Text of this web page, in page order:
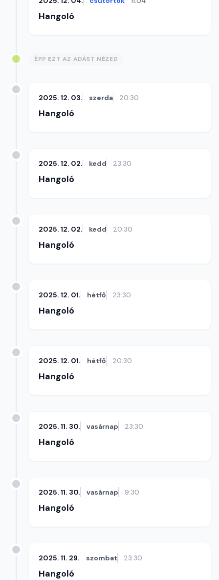
Hangoló
ÉPP EZT AZ ADÁST NÉZED
2025. 12. 03. szerda 20:30
Hangoló
2025. 12. 02. kedd 23:30
Hangoló
2025. 12. 02. kedd 20:30
Hangoló
2025. 12. 01. hétfő 23:30
Hangoló
2025. 12. 01. hétfő 20:30
Hangoló
2025. 11. 30. vasárnap 23:30
Hangoló
2025. 11. 30. vasárnap 9:30
Hangoló
2025. 11. 29. szombat 23:30
Hangoló